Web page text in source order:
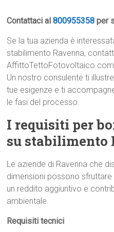
Contattaci al800955358 per
Se la tua azienda è
stabilimento Ravenna,
Un nostro consulente ti
tue esigenze e ti
le fasi del processo.
I requisiti per
su stabilimento
Le aziende di Ravenna che
dimensioni possono
un reddito aggiuntivo e
ambientale.
Requisiti tecnici